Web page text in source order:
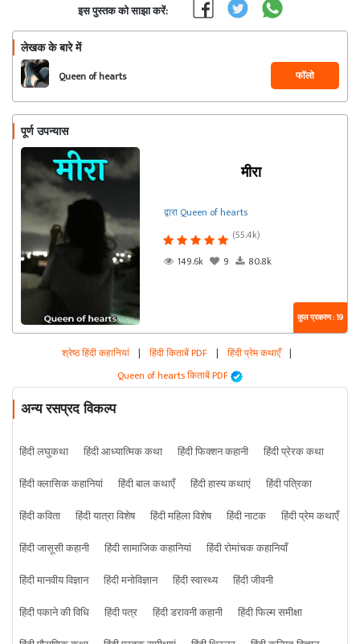
इस पुस्तक को साझा करें:
लेखक के बारे में
Queen of hearts फॉलो
पूर्ण उपन्यास
मीरा
द्वारा Queen of hearts
(55.4k)
149.6k
9 80.8k
कुल प्रकरण : 19
श्रेष्ठ हिंदी कहानियां | हिंदी किताबें PDF | हिंदी प्रेम कथाएँ |
Queen of hearts किताबें PDF
अन्य रसप्रद विकल्प
हिंदी लघुकथा हिंदी आध्यात्मिक कथा हिंदी फिक्शन कहानी
हिंदी प्रेरक कथा
हिंदी क्लासिक कहानियां
हिंदी बाल कथाएँ हिंदी हास्य कथाएं
हिंदी पत्रिका
हिंदी कविता
हिंदी यात्रा विशेष हिंदी महिला विशेष हिंदी नाटक
हिंदी प्रेम कथाएँ
हिंदी जासूसी कहानी
हिंदी सामाजिक कहानियां
हिंदी रोमांचक कहानियाँ
हिंदी मानवीय विज्ञान
हिंदी मनोविज्ञान हिंदी स्वास्थ्य
हिंदी जीवनी
हिंदी पकाने की विधि
हिंदी पत्र हिंदी डरावनी कहानी
हिंदी फिल्म समीक्षा